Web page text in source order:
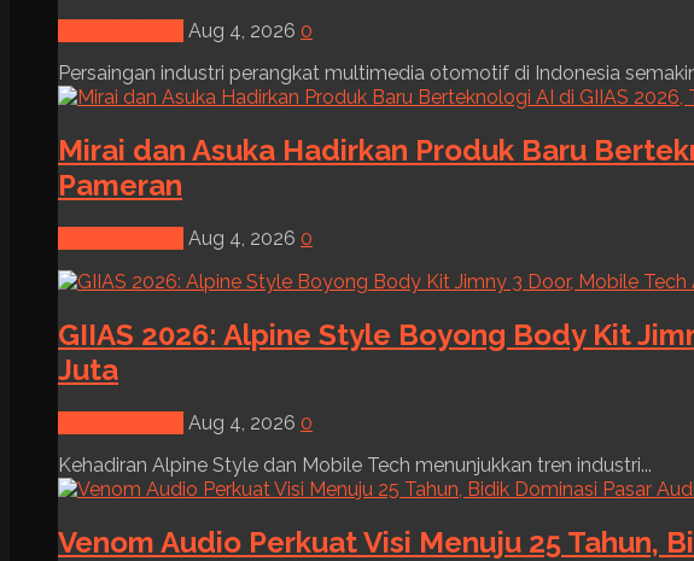
Aug 4, 2026 0
Persaingan industri perangkat multimedia otomotif di Indonesia
Mirai dan Asuka Hadirkan Produk Baru
Pameran
Aug 4, 2026 0
GIIAS 2026: Alpine Style Boyong Body Kit
Juta
Aug 4, 2026 0
Kehadiran Alpine Style dan Mobile Tech menunjukkan tren industri...
Venom Audio Perkuat Visi Menuju 25